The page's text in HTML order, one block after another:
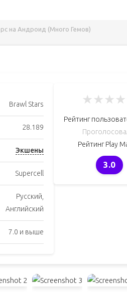
на Андроид (Много Гемов)
Brawl Stars
28.189
Экшены
Supercell
Русский,
Английский
7.0 и выше
★★★★
Рейтинг
Рейтинг Play
3.0